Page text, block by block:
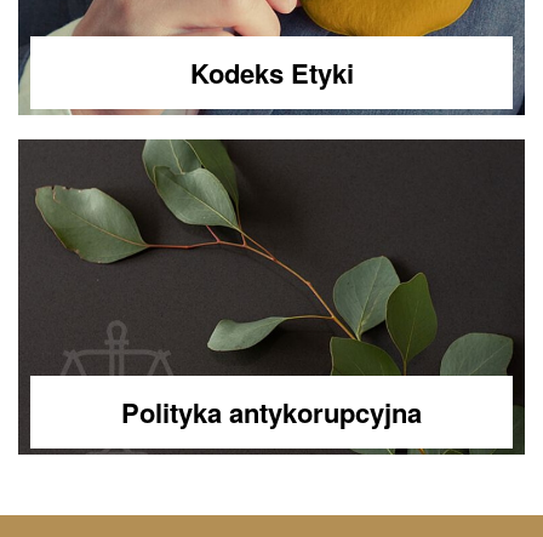
Kodeks Etyki
Polityka antykorupcyjna